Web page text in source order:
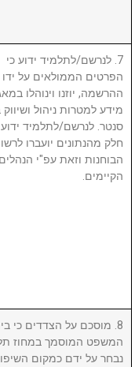
7. לנרשם/לתלמיד ידוע כי
הפרטים הממולאים על
ההרשמה, יוזנו וינוהלו
מידע למטרות ניהול ושיווק
סנטר. לנרשם/לתלמיד ידוע
חלק מהנתונים יועברו
הבוחנות וזאת עפ"י הנהלים
הקיימים.
8. מוסכם על הצדדים כי
המשפט המוסמך במחוז
נבחר על ידם כמקום